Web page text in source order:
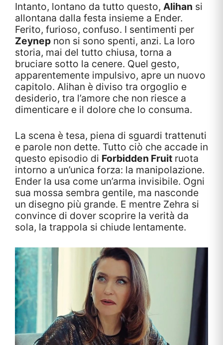
Intanto, lontano da tutto questo, Alihan si
allontana dalla festa insieme a Ender.
Ferito, furioso, confuso. I sentimenti per
Zeynep non si sono spenti, anzi. La loro
storia, mai del tutto chiusa, torna a
bruciare sotto la cenere. Quel gesto,
apparentemente impulsivo, apre un nuovo
capitolo. Alihan è diviso tra orgoglio e
desiderio, tra l’amore che non riesce a
dimenticare e il dolore che lo consuma.
La scena è tesa, piena di sguardi trattenuti
e parole non dette. Tutto ciò che accade in
questo episodio di Forbidden Fruit ruota
intorno a un’unica forza: la manipolazione.
Ender la usa come un’arma invisibile. Ogni
sua mossa sembra gentile, ma nasconde
un disegno più grande. E mentre Zehra si
convince di dover scoprire la verità da
sola, la trappola si chiude lentamente.